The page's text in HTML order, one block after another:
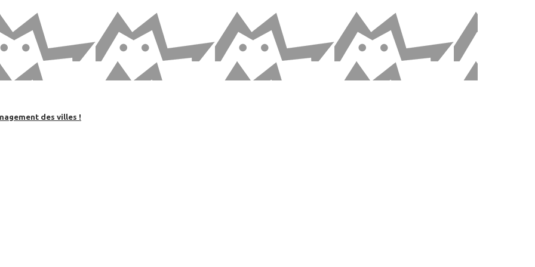
des villes !